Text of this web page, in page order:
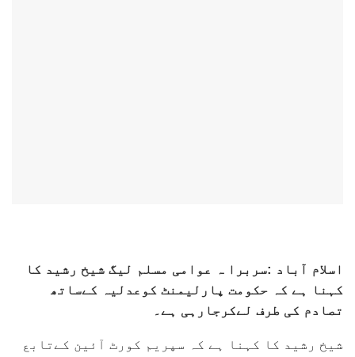
اسلام آباد :سربرا ہ عوامی مسلم لیگ شیخ رشید کا
کہنا ہے کہ حکومت پارلیمنٹ کوعدلیہ کےساتھ
تصادم کی طرف لےکرجارہی ہے۔
شیخ رشید کا کہنا ہے کہ سپریم کورٹ آئین کےتابع